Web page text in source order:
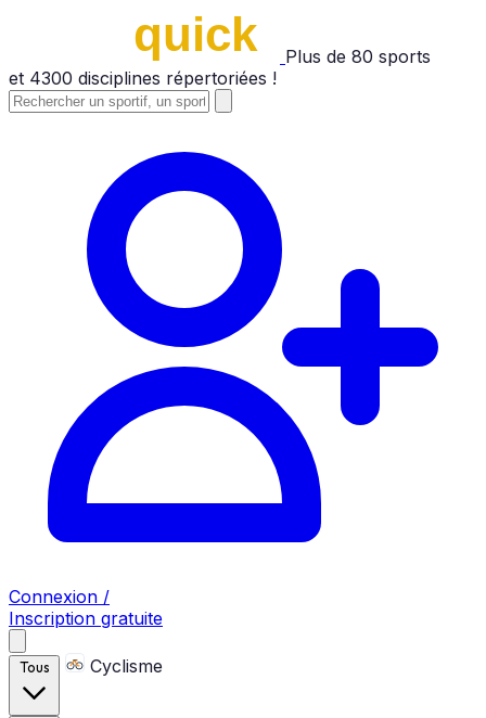
Plus de 80 sports
et 4300 disciplines répertoriées !
Connexion /
Inscription gratuite
Tous Cyclisme